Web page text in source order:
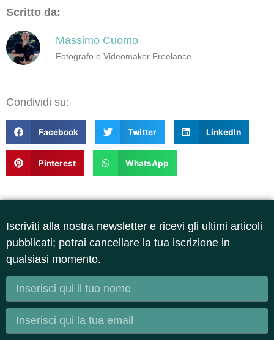
Scritto da:
Massimo Cuomo
Fotografo e Videomaker Freelance
Condividi su:
Facebook Twitter LinkedIn
Pinterest WhatsApp
Iscriviti alla nostra newsletter e ricevi gli ultimi articoli
pubblicati; potrai cancellare la tua iscrizione in
qualsiasi momento.